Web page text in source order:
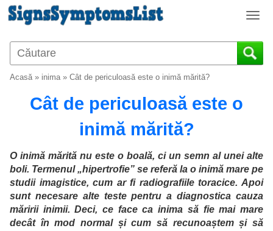
T
g
g
g
t
Acasă» inima» Cât de periculoasă este o inimă mărită?
Cât de periculoasă este o
inimă mărită?
O inimă mărită nu este o boală, ci un semn al unei alte
boli. Termenul „hipertrofie” se referă la o inimă mare pe
studii imagistice, cum ar fi radiografiile toracice. Apoi
sunt necesare alte teste pentru a diagnostica cauza
măririi inimii. Deci, ce face ca inima să fie mai mare
decât în ​​mod normal și cum să recunoaștem și să